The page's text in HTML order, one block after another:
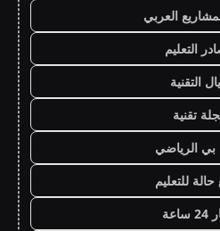
العربي
التعليم
التقنية
تقنية
بي الرياضي
للتعليم